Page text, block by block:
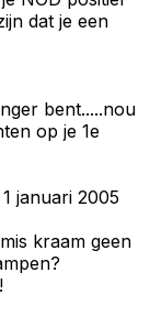
dat je een
bent.....nou
op je 1e
1 januari 2005
kraam geen